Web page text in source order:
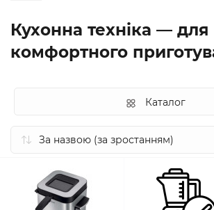
Кухонна техніка — для
комфортного
Каталог